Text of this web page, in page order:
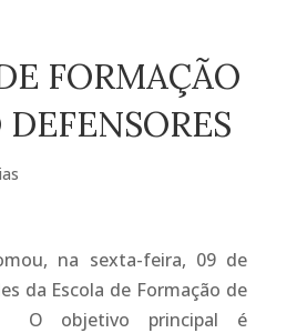
FORMAÇÃO
na sexta-feira, 09 de
da Escola de Formação de
O objetivo principal é